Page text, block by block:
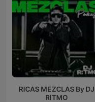
RICAS MEZCLAS By DJ
RITMO